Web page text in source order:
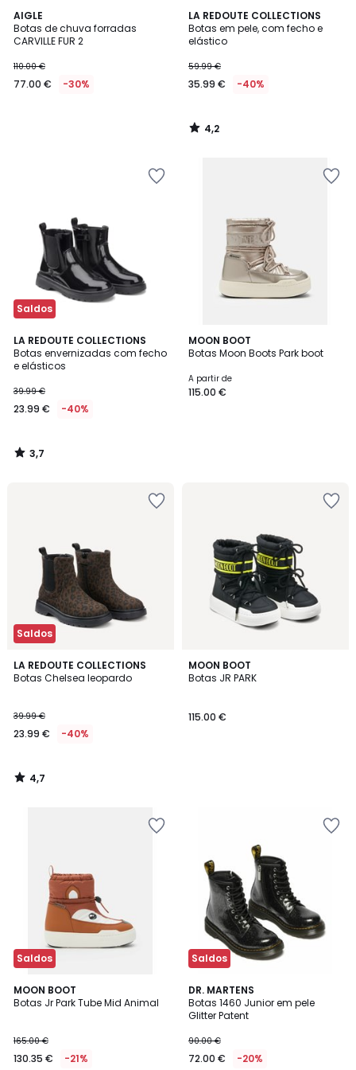
AIGLE
Botas de chuva forradas
CARVILLE FUR 2
110.00 €
77.00 € -30%
LA REDOUTE COLLECTIONS
Botas em pele, com fecho e
elástico
59.99 €
35.99 € -40%
4,2
/ 5
4,2
/
Saldos
LA REDOUTE COLLECTIONS
Botas envernizadas com fecho
e elásticos
39.99 €
23.99 € -40%
3,7
/ 5
3,7
/
MOON BOOT
Botas Moon Boots Park boot
A partir de
115.00 €
Saldos
LA REDOUTE COLLECTIONS
Botas Chelsea leopardo
39.99 €
23.99 € -40%
4,7
/ 5
4,7
/
MOON BOOT
Botas JR PARK
115.00 €
Saldos
MOON BOOT
Botas Jr Park Tube Mid Animal
165.00 €
130.35 € -21%
5
/
Saldos
DR. MARTENS
Botas 1460 Junior em pele
Glitter Patent
90.00 €
72.00 € -20%
5
/
5